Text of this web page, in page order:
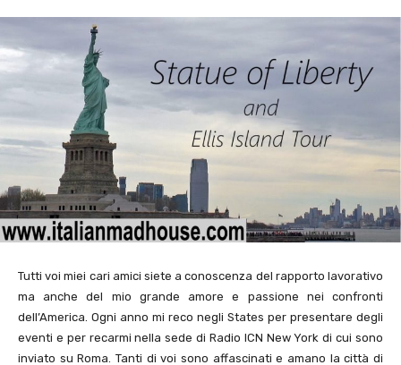
Tutti voi miei cari amici siete a conoscenza del rapporto lavorativo
ma anche del mio grande amore e passione nei confronti
dell’America. Ogni anno mi reco negli States per presentare degli
eventi e per recarmi nella sede di Radio ICN New York di cui sono
inviato su Roma. Tanti di voi sono affascinati e amano la città di